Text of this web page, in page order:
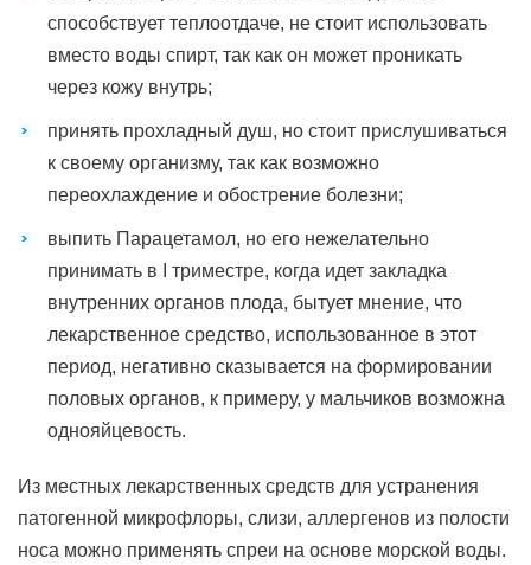
способствует теплоотдаче, не стоит использовать
вместо воды спирт, так как он может проникать
через кожу внутрь;
принять прохладный душ, но стоит прислушиваться
к своему организму, так как возможно
переохлаждение и обострение болезни;
выпить Парацетамол, но его нежелательно
принимать в I триместре, когда идет закладка
внутренних органов плода, бытует мнение, что
лекарственное средство, использованное в этот
период, негативно сказывается на формировании
половых органов, к примеру, у мальчиков возможна
однояйцевость.
Из местных лекарственных средств для устранения
патогенной микрофлоры, слизи, аллергенов из полости
носа можно применять спреи на основе морской воды.